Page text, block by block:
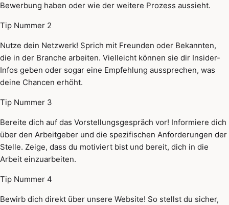
Bewerbung haben oder wie der weitere Prozess aussieht.
Tip Nummer 2
Nutze dein Netzwerk! Sprich mit Freunden oder Bekannten,
die in der Branche arbeiten. Vielleicht können sie dir Insider-
Infos geben oder sogar eine Empfehlung aussprechen, was
deine Chancen erhöht.
Tip Nummer 3
Bereite dich auf das Vorstellungsgespräch vor! Informiere dich
über den Arbeitgeber und die spezifischen Anforderungen der
Stelle. Zeige, dass du motiviert bist und bereit, dich in die
Arbeit einzuarbeiten.
Tip Nummer 4
Bewirb dich direkt über unsere Website! So stellst du sicher,